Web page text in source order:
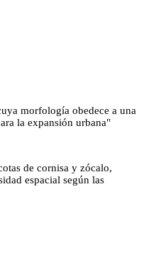
morfología obedece a una
la expansión urbana"
de cornisa y zócalo,
espacial según las